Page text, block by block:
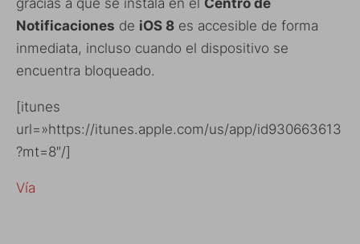
gracias a que se instala en el Centro de
Notificaciones de iOS 8 es accesible de forma
inmediata, incluso cuando el dispositivo se
encuentra bloqueado.
[itunes
url=»https://itunes.apple.com/us/app/id930663613
?mt=8″/]
Vía